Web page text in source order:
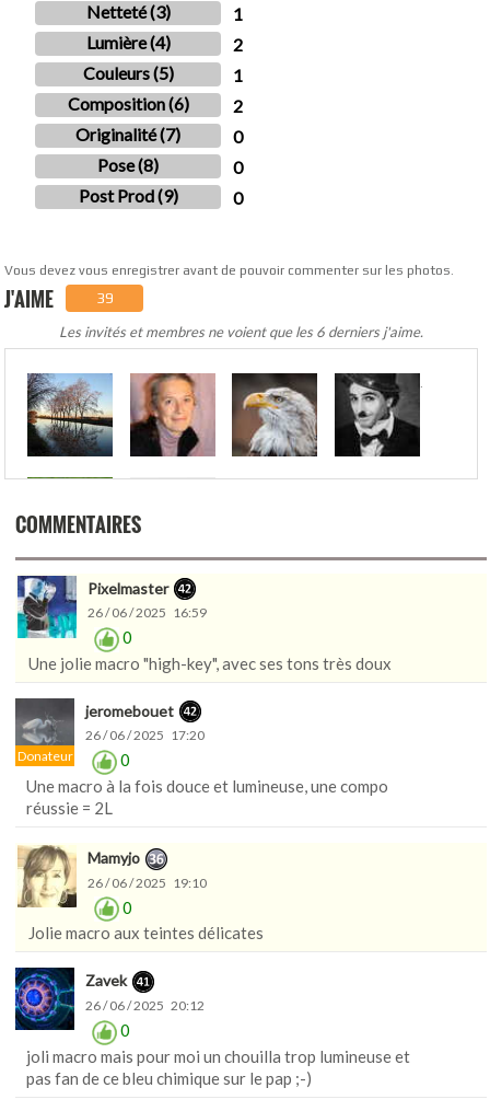
Netteté (3)
1
Lumière (4)
2
Couleurs (5)
1
Composition (6)
2
Originalité (7)
0
Pose (8)
0
Post Prod (9)
0
Vous devez vous enregistrer avant de pouvoir commenter sur les photos.
J'AIME 39
Les invités et membres ne voient que les 6 derniers j'aime.
.
COMMENTAIRES
Pixelmaster
26 / 06 / 2025 16:59
0
Une jolie macro "high-key", avec ses tons très doux
Donateur
jeromebouet
26 / 06 / 2025 17:20
0
Une macro à la fois douce et lumineuse, une compo
réussie = 2L
Mamyjo
26 / 06 / 2025 19:10
0
Jolie macro aux teintes délicates
Zavek
26 / 06 / 2025 20:12
0
joli macro mais pour moi un chouilla trop lumineuse et
pas fan de ce bleu chimique sur le pap ;-)